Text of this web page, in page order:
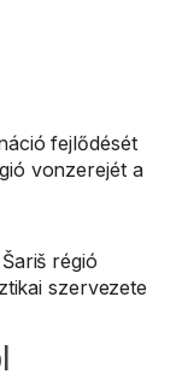
fejlődését
vonzerejét a
régió
szervezete